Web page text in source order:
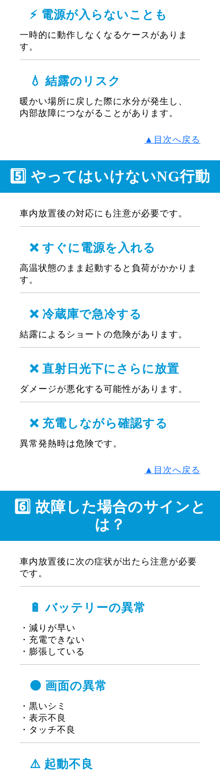
⚡ 電源が入らないことも
一時的に動作しなくなるケースがありま
す。
💧 結露のリスク
暖かい場所に戻した際に水分が発生し、
内部故障につながることがあります。
▲目次へ戻る
5️⃣ やってはいけないNG行動
車内放置後の対応にも注意が必要です。
❌ すぐに電源を入れる
高温状態のまま起動すると負荷がかかりま
す。
❌ 冷蔵庫で急冷する
結露によるショートの危険があります。
❌ 直射日光下にさらに放置
ダメージが悪化する可能性があります。
❌ 充電しながら確認する
異常発熱時は危険です。
▲目次へ戻る
6️⃣ 故障した場合のサインと
は？
車内放置後に次の症状が出たら注意が必要
です。
🔋 バッテリーの異常
・減りが早い
・充電できない
・膨張している
⚫ 画面の異常
・黒いシミ
・表示不良
・タッチ不良
⚠️ 起動不良